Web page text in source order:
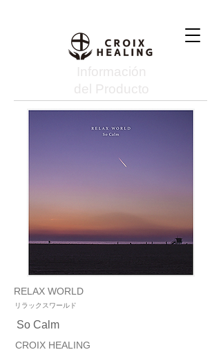
Información
del Producto
RELAX WORLD
リラックスワールド
So Calm
CROIX HEALING